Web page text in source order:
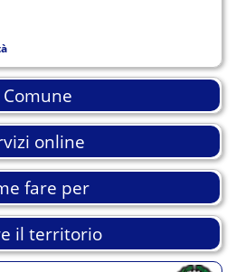
Comune
online
fare per
il territorio